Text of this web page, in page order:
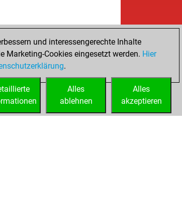
und interessengerechte Inhalte
Marketing-Cookies eingesetzt werden. Hier
.
Alles
akzeptieren
Alles
ablehnen